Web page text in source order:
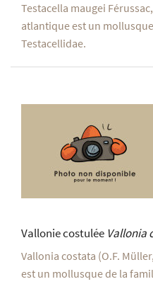
Testacella maugei
atlantique est un
Testacellidae.
Vallonie costulée Vallonia
Vallonia costata (O.F.
est un mollusque de la